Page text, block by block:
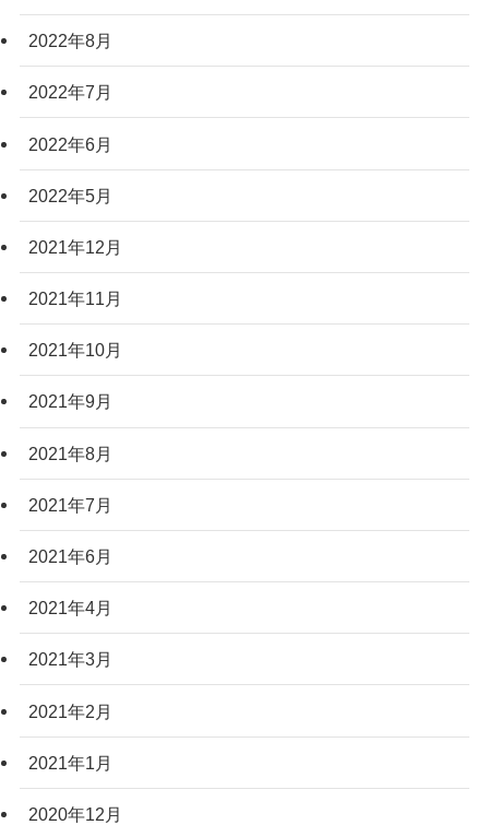
2022年8月
2022年7月
2022年6月
2022年5月
2021年12月
2021年11月
2021年10月
2021年9月
2021年8月
2021年7月
2021年6月
2021年4月
2021年3月
2021年2月
2021年1月
2020年12月